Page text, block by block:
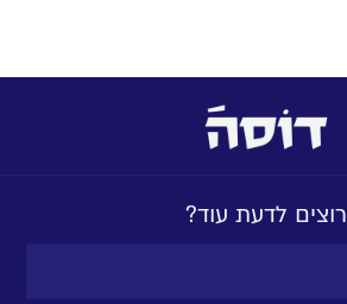
רוצים לדעת עוד?